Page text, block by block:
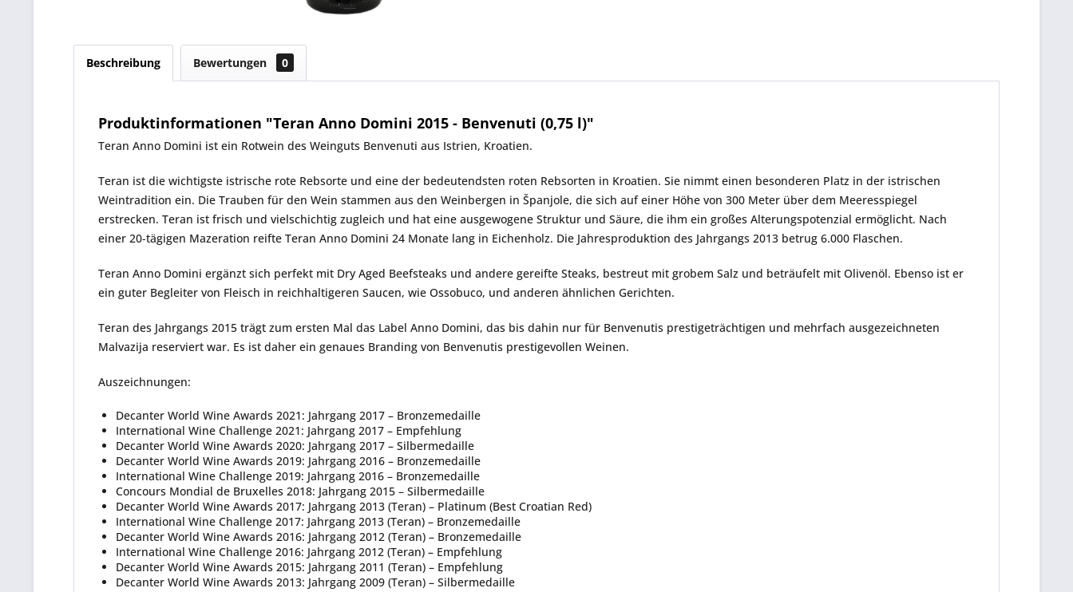
Beschreibung Bewertungen 0
Produktinformationen "Teran Anno Domini 2015 - Benvenuti (0,75 l)"
Teran Anno Domini ist ein Rotwein des Weinguts Benvenuti aus Istrien, Kroatien.
Teran ist die wichtigste istrische rote Rebsorte und eine der bedeutendsten roten Rebsorten in Kroatien. Sie nimmt einen besonderen Platz in der istrischen
Weintradition ein. Die Trauben für den Wein stammen aus den Weinbergen in Španjole, die sich auf einer Höhe von 300 Meter über dem Meeresspiegel
erstrecken. Teran ist frisch und vielschichtig zugleich und hat eine ausgewogene Struktur und Säure, die ihm ein großes Alterungspotenzial ermöglicht. Nach
einer 20-tägigen Mazeration reifte Teran Anno Domini 24 Monate lang in Eichenholz. Die Jahresproduktion des Jahrgangs 2013 betrug 6.000 Flaschen.
Teran Anno Domini ergänzt sich perfekt mit Dry Aged Beefsteaks und andere gereifte Steaks, bestreut mit grobem Salz und beträufelt mit Olivenöl. Ebenso ist er
ein guter Begleiter von Fleisch in reichhaltigeren Saucen, wie Ossobuco, und anderen ähnlichen Gerichten.
Teran des Jahrgangs 2015 trägt zum ersten Mal das Label Anno Domini, das bis dahin nur für Benvenutis prestigeträchtigen und mehrfach ausgezeichneten
Malvazija reserviert war. Es ist daher ein genaues Branding von Benvenutis prestigevollen Weinen.
Auszeichnungen:
Decanter World Wine Awards 2021: Jahrgang 2017 – Bronzemedaille
International Wine Challenge 2021: Jahrgang 2017 – Empfehlung
Decanter World Wine Awards 2020: Jahrgang 2017 – Silbermedaille
Decanter World Wine Awards 2019: Jahrgang 2016 – Bronzemedaille
International Wine Challenge 2019: Jahrgang 2016 – Bronzemedaille
Concours Mondial de Bruxelles 2018: Jahrgang 2015 – Silbermedaille
Decanter World Wine Awards 2017: Jahrgang 2013 (Teran) – Platinum (Best Croatian Red)
International Wine Challenge 2017: Jahrgang 2013 (Teran) – Bronzemedaille
Decanter World Wine Awards 2016: Jahrgang 2012 (Teran) – Bronzemedaille
International Wine Challenge 2016: Jahrgang 2012 (Teran) – Empfehlung
Decanter World Wine Awards 2015: Jahrgang 2011 (Teran) – Empfehlung
Decanter World Wine Awards 2013: Jahrgang 2009 (Teran) – Silbermedaille